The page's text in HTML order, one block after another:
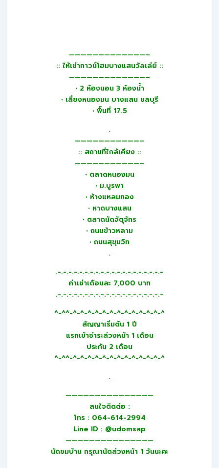
—————————————–
:: ให้เช่าทาวน์โฮมบางแสนวัลเล่ย์ ::
—————————————–
• 2 ห้องนอน 3 ห้องน้ำ
• เลี่ยงหนองมน บางแสน ชลบุรี
• พื้นที่ 17.5
.
———————————–
:: สถานที่ใกล้เคียง ::
———————————–
• ตลาดหนองมน
• ม.บูรพา
• ห้างแหลมทอง
• หาดบางแสน
• ตลาดนัดจัตุจักร
• ถนนข้าวหลาม
• ถนนสุขุมวิท
.
.-.-.-.-.-.-.-.-.-.-.-.-.-.-.-.-.-.-.-.-
ค่าเช่าเดือนละ 7,000 บาท
.-.-.-.-.-.-.-.-.-.-.-.-.-.-.-.-.-.-.-.-
^-^^-^-^-^-^-^-^-^-^-^-^-^-^-^
สัญญาเริ่มต้น 1 ปี
แรกเข้าชำระล่วงหน้า 1 เดือน
ประกัน 2 เดือน
^-^^-^-^-^-^-^-^-^-^-^-^-^-^-^
.
———————————————
สนใจติดต่อ :
โทร : 064-614-2994
Line ID : @udomsap
———————————————
นัดชมบ้าน กรุณานัดล่วงหน้า 1 วันนะคะ